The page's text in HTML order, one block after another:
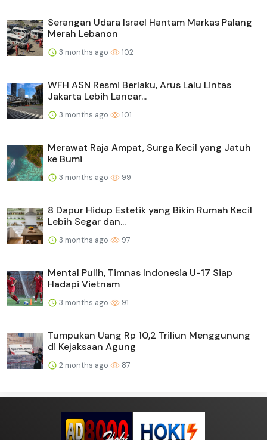
Serangan Udara Israel Hantam Markas Palang
Merah Lebanon
3 months ago 102
WFH ASN Resmi Berlaku, Arus Lalu Lintas
Jakarta Lebih Lancar...
3 months ago 101
Merawat Raja Ampat, Surga Kecil yang Jatuh
ke Bumi
3 months ago 99
8 Dapur Hidup Estetik yang Bikin Rumah Kecil
Lebih Segar dan...
3 months ago 97
Mental Pulih, Timnas Indonesia U-17 Siap
Hadapi Vietnam
3 months ago 91
Tumpukan Uang Rp 10,2 Triliun Menggunung
di Kejaksaan Agung
2 months ago 87